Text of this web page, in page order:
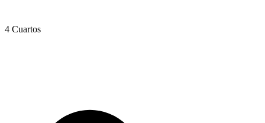
4 Cuartos